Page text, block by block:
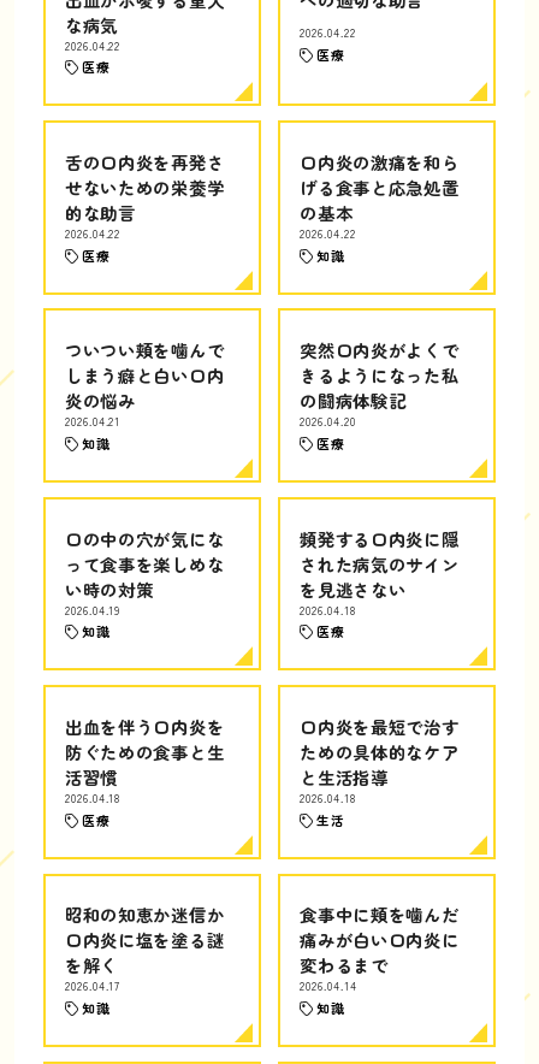
な病気
2026.04.22
医療
2026.04.22
医療
舌の口内炎を再発さ
せないための栄養学
的な助言
2026.04.22
医療
口内炎の激痛を和ら
げる食事と応急処置
の基本
2026.04.22
知識
ついつい頬を噛んで
しまう癖と白い口内
炎の悩み
2026.04.21
知識
突然口内炎がよくで
きるようになった私
の闘病体験記
2026.04.20
医療
口の中の穴が気にな
って食事を楽しめな
い時の対策
2026.04.19
知識
頻発する口内炎に隠
された病気のサイン
を見逃さない
2026.04.18
医療
出血を伴う口内炎を
防ぐための食事と生
活習慣
2026.04.18
医療
口内炎を最短で治す
ための具体的なケア
と生活指導
2026.04.18
生活
昭和の知恵か迷信か
口内炎に塩を塗る謎
を解く
2026.04.17
知識
食事中に頬を噛んだ
痛みが白い口内炎に
変わるまで
2026.04.14
知識